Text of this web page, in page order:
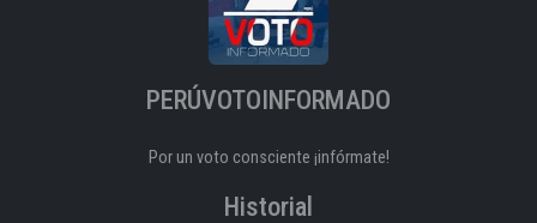
PERÚVOTOINFORMADO
Por un voto consciente ¡infórmate!
Historial